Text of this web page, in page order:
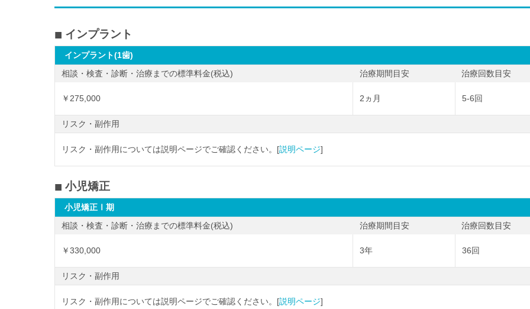
インプラント
インプラント(1歯)
相談・検査・診断・治療までの標準料金(税込)
治療期間目安 治療回数目安
￥275,000 2ヵ月 5-6回
リスク・副作用
リスク・副作用については説明ページでご確認ください。[説明ページ]
小児矯正
小児矯正Ⅰ期
相談・検査・診断・治療までの標準料金(税込)
治療期間目安 治療回数目安
￥330,000 3年 36回
リスク・副作用
リスク・副作用については説明ページでご確認ください。[説明ページ]